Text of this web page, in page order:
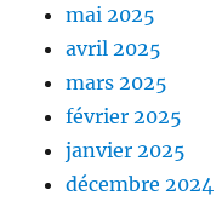
mai 2025
avril 2025
mars 2025
février 2025
janvier 2025
décembre 2024